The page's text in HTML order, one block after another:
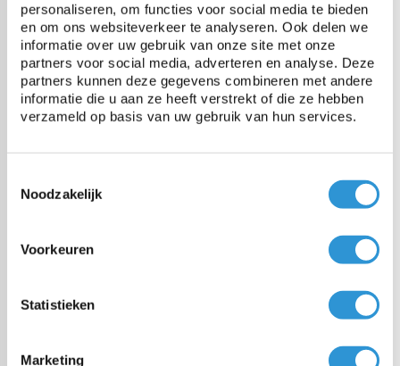
personaliseren, om functies voor social media te bieden
en om ons websiteverkeer te analyseren. Ook delen we
informatie over uw gebruik van onze site met onze
partners voor social media, adverteren en analyse. Deze
partners kunnen deze gegevens combineren met andere
informatie die u aan ze heeft verstrekt of die ze hebben
verzameld op basis van uw gebruik van hun services.
Noodzakelijk
Voorkeuren
Statistieken
Marketing
Categorieën
Couvertures piscine